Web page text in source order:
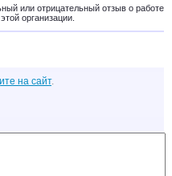
или отрицательный отзыв о работе
организации.
на сайт.